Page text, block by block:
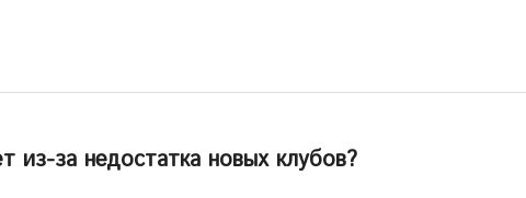
из-за недостатка новых клубов?